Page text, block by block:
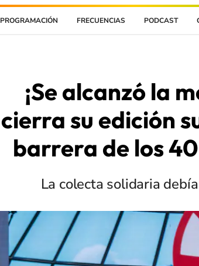
PROGRAMACIÓN FRECUENCIAS PODCAST
¡Se alcanzó la
cierra su edición
barrera de los
La colecta solidaria